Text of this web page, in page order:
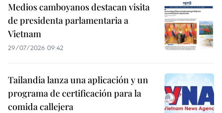
Medios camboyanos destacan visita
de presidenta parlamentaria a
Vietnam
29/07/2026 09:42
Tailandia lanza una aplicación y un
programa de certificación para la
comida callejera